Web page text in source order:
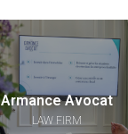
Armance Avocat
LAW FIRM